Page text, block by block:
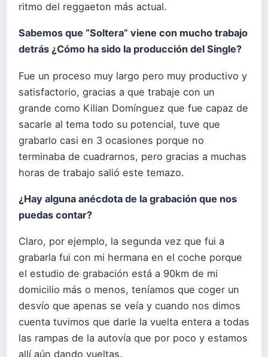
ritmo del reggaeton más actual.
Sabemos que “Soltera” viene con mucho trabajo
detrás ¿Cómo ha sido la producción del Single?
Fue un proceso muy largo pero muy productivo y
satisfactorio, gracias a que trabaje con un
grande como Kilian Domínguez que fue capaz de
sacarle al tema todo su potencial, tuve que
grabarlo casi en 3 ocasiones porque no
terminaba de cuadrarnos, pero gracias a muchas
horas de trabajo salió este temazo.
¿Hay alguna anécdota de la grabación que nos
puedas contar?
Claro, por ejemplo, la segunda vez que fui a
grabarla fui con mi hermana en el coche porque
el estudio de grabación está a 90km de mi
domicilio más o menos, teníamos que coger un
desvío que apenas se veía y cuando nos dimos
cuenta tuvimos que darle la vuelta entera a todas
las rampas de la autovía que por poco y estamos
allí aún dando vueltas.